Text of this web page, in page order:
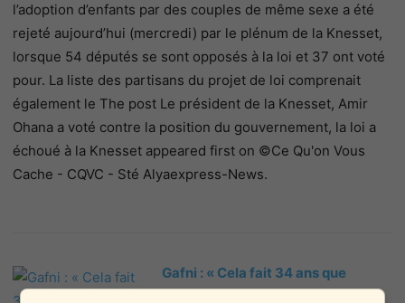
l’adoption d’enfants par des couples de même sexe a été
rejeté aujourd’hui (mercredi) par le plénum de la Knesset,
lorsque 54 députés se sont opposés à la loi et 37 ont voté
pour. La liste des partisans du projet de loi comprenait
également le The post Le président de la Knesset, Amir
Ohana a voté contre la position du gouvernement, la loi a
échoué à la Knesset appeared first on ©Ce Qu'on Vous
Cache - CQVC - Sté Alyaexpress-News.
Gafni : « Cela fait 34 ans que
j’attends de faire tomber la Haute